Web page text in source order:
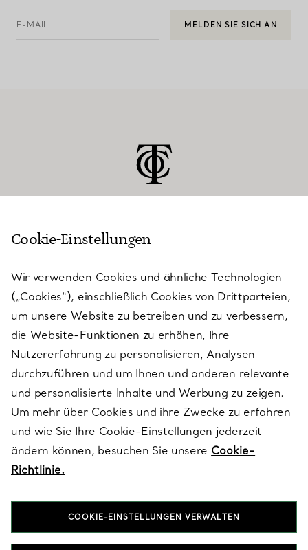
E-MAIL MELDEN SIE SICH AN
KUNDENSERVICE
SERVICES
ÜBER TIFFANY & CO.
RECHTLICHE HINWEISE
FOLGEN SIE UNS
Cookie-Einstellungen
Wir verwenden Cookies und ähnliche Technologien
(„Cookies“), einschließlich Cookies von Drittparteien,
um unsere Website zu betreiben und zu verbessern,
die Website-Funktionen zu erhöhen, Ihre
Nutzererfahrung zu personalisieren, Analysen
durchzuführen und um Ihnen und anderen relevante
und personalisierte Inhalte und Werbung zu zeigen.
Um mehr über Cookies und ihre Zwecke zu erfahren
und wie Sie Ihre Cookie-Einstellungen jederzeit
ändern können, besuchen Sie unsere Cookie-
Richtlinie.
COOKIE-EINSTELLUNGEN VERWALTEN